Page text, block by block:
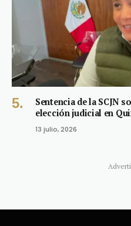
Sentencia de la SCJN
elección judicial en
13 julio, 2026